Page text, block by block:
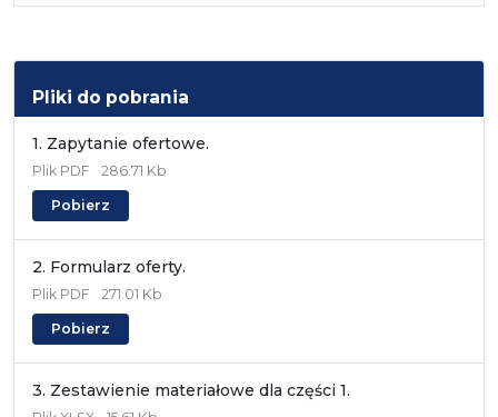
Pliki do pobrania
1. Zapytanie ofertowe.
Plik PDF 286.71 Kb
Pobierz
2. Formularz oferty.
Plik PDF 271.01 Kb
Pobierz
3. Zestawienie materiałowe dla części 1.